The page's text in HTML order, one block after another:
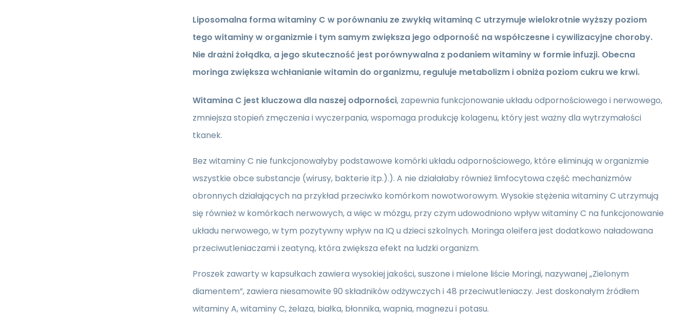
Liposomalna forma witaminy C w porównaniu ze zwykłą witaminą C utrzymuje wielokrotnie wyższy poziom
tego witaminy w organizmie i tym samym zwiększa jego odporność na współczesne i cywilizacyjne choroby.
Nie drażni żołądka, a jego skuteczność jest porównywalna z podaniem witaminy w formie infuzji. Obecna
moringa zwiększa wchłanianie witamin do organizmu, reguluje metabolizm i obniża poziom cukru we krwi.
Witamina C jest kluczowa dla naszej odporności, zapewnia funkcjonowanie układu odpornościowego i nerwowego,
zmniejsza stopień zmęczenia i wyczerpania, wspomaga produkcję kolagenu, który jest ważny dla wytrzymałości
tkanek.
Bez witaminy C nie funkcjonowałyby podstawowe komórki układu odpornościowego, które eliminują w organizmie
wszystkie obce substancje (wirusy, bakterie itp.).). A nie działałaby również limfocytowa część mechanizmów
obronnych działających na przykład przeciwko komórkom nowotworowym. Wysokie stężenia witaminy C utrzymują
się również w komórkach nerwowych, a więc w mózgu, przy czym udowodniono wpływ witaminy C na funkcjonowanie
układu nerwowego, w tym pozytywny wpływ na IQ u dzieci szkolnych. Moringa oleifera jest dodatkowo naładowana
przeciwutleniaczami i zeatyną, która zwiększa efekt na ludzki organizm.
Proszek zawarty w kapsułkach zawiera wysokiej jakości, suszone i mielone liście Moringi, nazywanej „Zielonym
diamentem”, zawiera niesamowite 90 składników odżywczych i 48 przeciwutleniaczy. Jest doskonałym źródłem
witaminy A, witaminy C, żelaza, białka, błonnika, wapnia, magnezu i potasu.